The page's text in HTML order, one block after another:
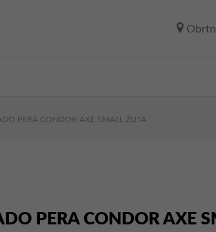
PERA CONDOR AXE SMALL ŽUTA
PERA CONDOR AXE